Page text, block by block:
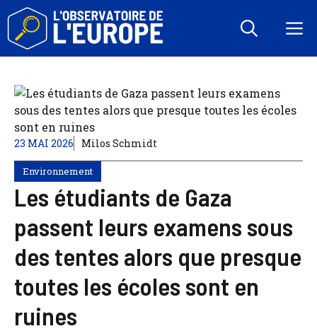
Aller
contenu
23 MAI 2026 Milos Schmidt
Environnement
Les étudiants de Gaza
passent leurs examens sous
des tentes alors que presque
toutes les écoles sont en
ruines